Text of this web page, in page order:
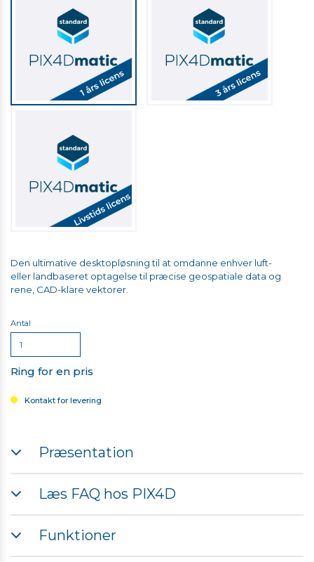
Den ultimative desktopløsning til at omdanne enhver luft-
eller landbaseret optagelse til præcise geospatiale data og
rene, CAD-klare vektorer.
Antal
Ring for en pris
Kontakt for levering
Præsentation
Læs FAQ hos PIX4D
Funktioner